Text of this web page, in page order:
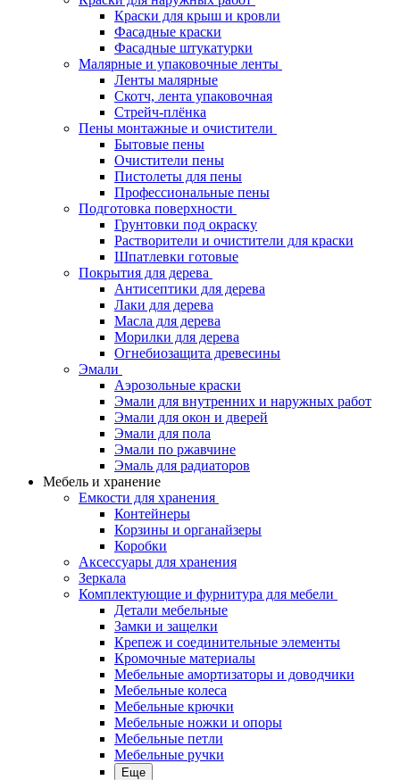
Краски для крыш и кровли
Фасадные краски
Фасадные штукатурки
Малярные и упаковочные ленты
Ленты малярные
Скотч, лента упаковочная
Стрейч-плёнка
Пены монтажные и очистители
Бытовые пены
Очистители пены
Пистолеты для пены
Профессиональные пены
Подготовка поверхности
Грунтовки под окраску
Растворители и очистители для краски
Шпатлевки готовые
Покрытия для дерева
Антисептики для дерева
Лаки для дерева
Масла для дерева
Морилки для дерева
Огнебиозащита древесины
Эмали
Аэрозольные краски
Эмали для внутренних и наружных работ
Эмали для окон и дверей
Эмали для пола
Эмали по ржавчине
Эмаль для радиаторов
Мебель и хранение
Емкости для хранения
Контейнеры
Корзины и органайзеры
Коробки
Аксессуары для хранения
Зеркала
Комплектующие и фурнитура для мебели
Детали мебельные
Замки и защелки
Крепеж и соединительные элементы
Кромочные материалы
Мебельные амортизаторы и доводчики
Мебельные колеса
Мебельные крючки
Мебельные ножки и опоры
Мебельные петли
Мебельные ручки
Еще